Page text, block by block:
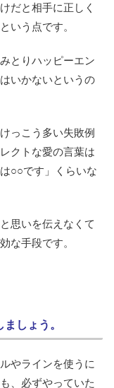
だと相手に正しく
いう点です。
とりハッピーエン
いかないというの
っこう多い失敗例
クトな愛の言葉は
○○です」くらいな
思いを伝えなくて
な手段です。
しょう。
やラインを使うに
、必ずやっていた